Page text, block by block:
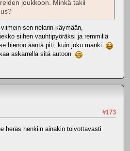
joukkoon. Minkä takii
sen nelarin käymään,
siihen vauhtipyöräksi ja remmillä
hienoo ääntä piti, kuin joku manki
askarrella sitä autoon
#173
heräs henkiin ainakin toivottavasti